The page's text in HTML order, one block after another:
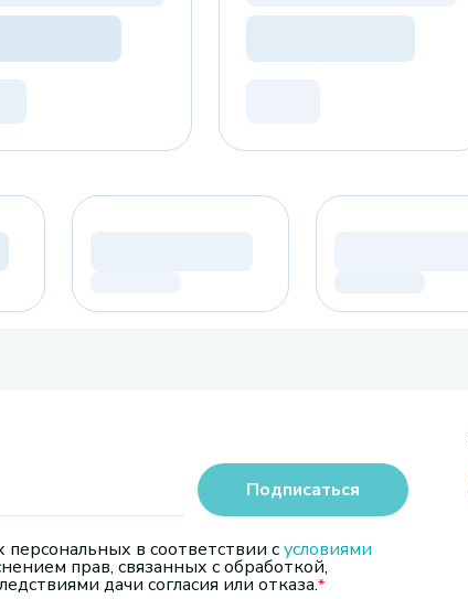
в соответствии сусловиями
прав, связанных с обработкой,
дачи согласия или отказа.
Подписаться